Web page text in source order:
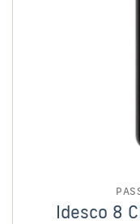
Idesco 8